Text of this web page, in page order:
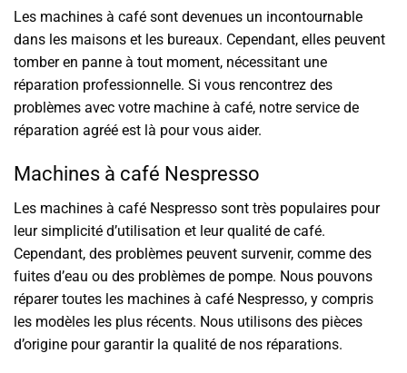
Les machines à café sont devenues un incontournable
dans les maisons et les bureaux. Cependant, elles peuvent
tomber en panne à tout moment, nécessitant une
réparation professionnelle. Si vous rencontrez des
problèmes avec votre machine à café, notre service de
réparation agréé est là pour vous aider.
Machines à café Nespresso
Les machines à café Nespresso sont très populaires pour
leur simplicité d’utilisation et leur qualité de café.
Cependant, des problèmes peuvent survenir, comme des
fuites d’eau ou des problèmes de pompe. Nous pouvons
réparer toutes les machines à café Nespresso, y compris
les modèles les plus récents. Nous utilisons des pièces
d’origine pour garantir la qualité de nos réparations.